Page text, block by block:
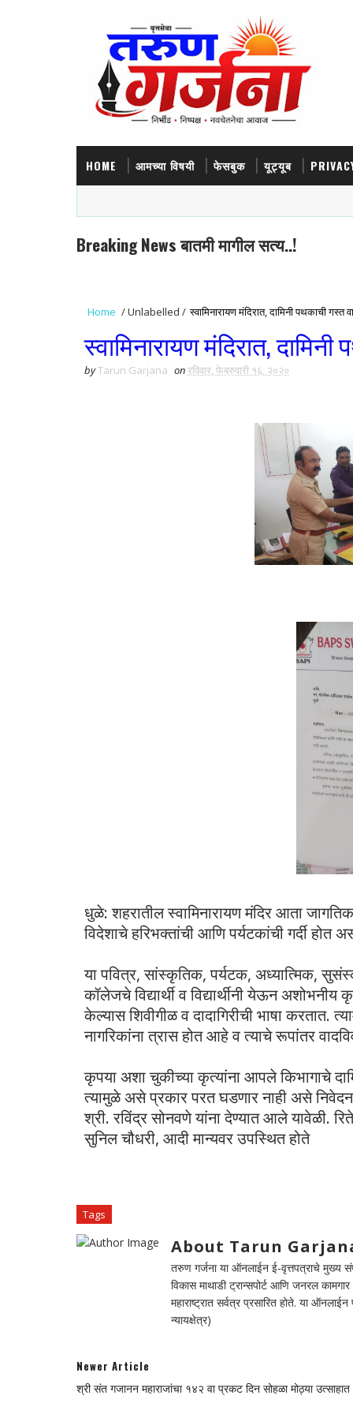
HOME आमच्या विषयी फेसबुक यूट्यूब
Breaking News बातमी मागील सत्य..!
Home /Unlabelled / स्वामिनारायण मंदिरात, दामिनी पथकाची गस्त
स्वामिनारायण मंदिरात,
byTarun Garjana onरविवार, फेब्रुवारी १६, २०२०
धुळे: शहरातील स्वामिनारायण मंदिर आता
विदेशाचे हरिभक्तांची आणि पर्यटकांची गर्दी होत
या पवित्र, सांस्कृतिक, पर्यटक, अध्यात्मिक,
कॉलेजचे विद्यार्थी व विद्यार्थीनी येऊन
केल्यास शिवीगीळ व दादागिरीची भाषा करतात.
नागरिकांना त्रास होत आहे व त्याचे रूपांतर
कृपया अशा चुकीच्या कृत्यांना आपले किभागाचे
त्यामुळे असे प्रकार परत घडणार नाही असे
श्री. रविंद्र सोनवणे यांना देण्यात आले यावेळी.
सुनिल चौधरी, आदी मान्यवर उपस्थित होते
Tags
About Tarun
तरुण गर्जना या ऑनलाईन ई-वृत्तपत्राचे मुख्य
विकास माथाडी ट्रान्सपोर्ट आणि जनरल
महाराष्ट्रात सर्वत्र प्रसारित होते. या
न्यायक्षेत्र)
Newer Article
श्री संत गजानन महाराजांचा १४२ वा प्रकट दिन सोहळा मोठ्या उत्साहात